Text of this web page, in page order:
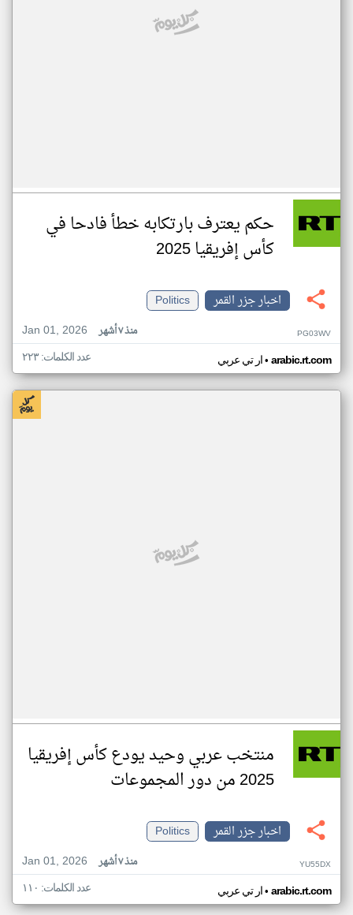
حكم يعترف بارتكابه خطأ فادحا في
كأس إفريقيا 2025
اخبار جزر القمر
Politics
Jan 01, 2026
منذ ٧ أشهر PG03WV
ار تي عربي• arabic.rt.com عدد الكلمات: ٢٢٣
منتخب عربي وحيد يودع كأس إفريقيا
2025 من دور المجموعات
اخبار جزر القمر
Politics
Jan 01, 2026
منذ ٧ أشهر YU55DX
ار تي عربي• arabic.rt.com عدد الكلمات: ١١٠